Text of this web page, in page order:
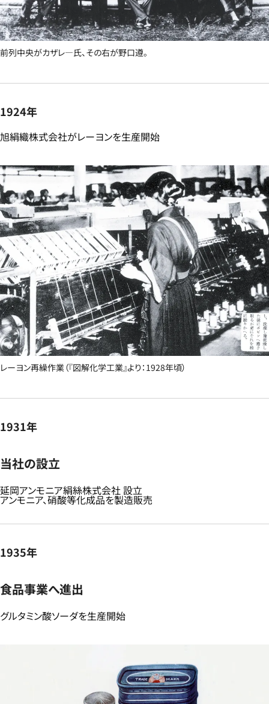
前列中央がカザレ―氏、その右が野口遵。
1924年
旭絹織株式会社がレーヨンを生産開始
レーヨン再繰作業（『図解化学工業』より：1928年頃）
1931年
当社の設立
延岡アンモニア絹絲株式会社 設立​
アンモニア、硝酸等化成品を製造販売​
1935年
食品事業へ進出​
グルタミン酸ソーダを生産開始